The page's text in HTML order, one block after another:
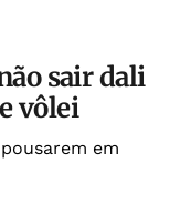
sair dali
vôlei
em